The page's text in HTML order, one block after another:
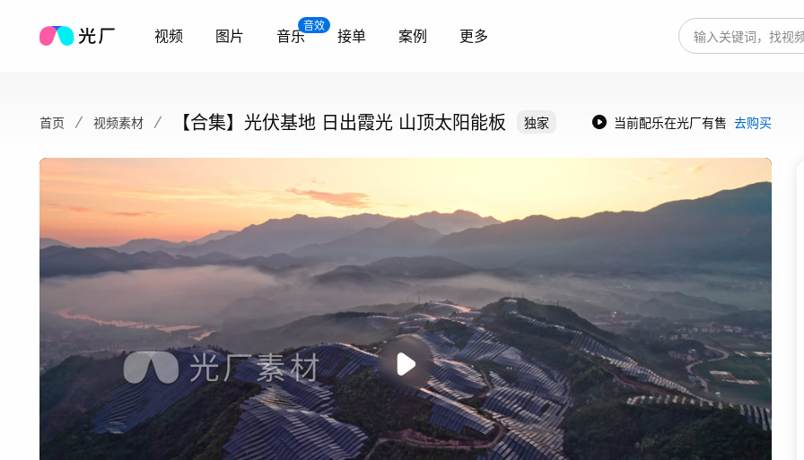
视频 图片
音效
音乐 接单 案例 更多
首页 视频素材 【合集】光伏基地 日出霞光 山顶太阳能板 独家 当前配乐在光厂有售 去购买